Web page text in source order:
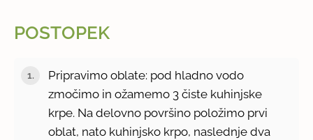
POSTOPEK
Pripravimo oblate: pod hladno vodo
zmočimo in ožamemo 3 čiste kuhinjske
krpe. Na delovno površino položimo prvi
oblat, nato kuhinjsko krpo, naslednje dva